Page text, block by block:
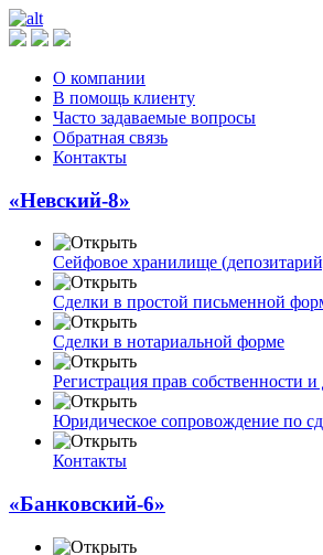
О компании
В помощь клиенту
Часто задаваемые вопросы
Обратная связь
Контакты
«Невский-8»
Сейфовое хранилище
Сделки в простой письменной
Сделки в нотариальной форме
Регистрация прав собственности и
Юридическое сопровождение по
Контакты
«Банковский-6»